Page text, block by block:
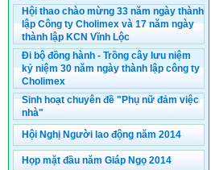
Hội thao chào mừng 33 năm ngày thành
lập Công ty Cholimex và 17 năm ngày
thành lập KCN Vĩnh Lộc
Đi bộ đồng hành - Trồng cây lưu niệm
kỷ niệm 30 năm ngày thành lập công ty
Cholimex
Sinh hoạt chuyên đề "Phụ nữ đảm việc
nhà"
Hội Nghị Người lao động năm 2014
Họp mặt đầu năm Giáp Ngọ 2014